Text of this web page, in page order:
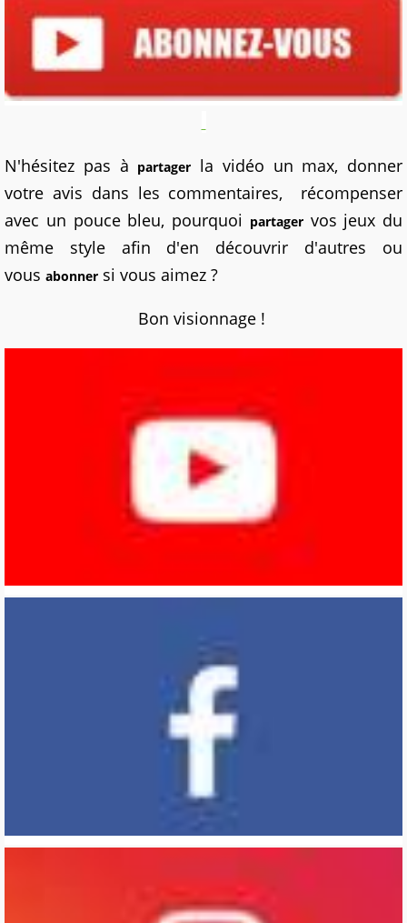
N'hésitez pas à partager la vidéo un max, donner
votre avis dans les commentaires, récompenser
avec un pouce bleu, pourquoi partagervos jeux du
même style afin d'en découvrir d'autres ou
vous abonner si vous aimez ?
Bon visionnage !